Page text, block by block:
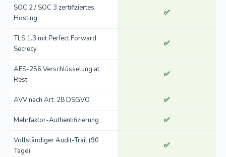
SOC 2 / SOC 3 zertifiziertes
Hosting
✅
TLS 1.3 mit Perfect Forward
Secrecy
✅
AES-256 Verschlüsselung at
Rest
✅
AVV nach Art. 28 DSGVO ✅
Mehrfaktor-Authentifizierung ✅
Vollständiger Audit-Trail (90
Tage)
✅